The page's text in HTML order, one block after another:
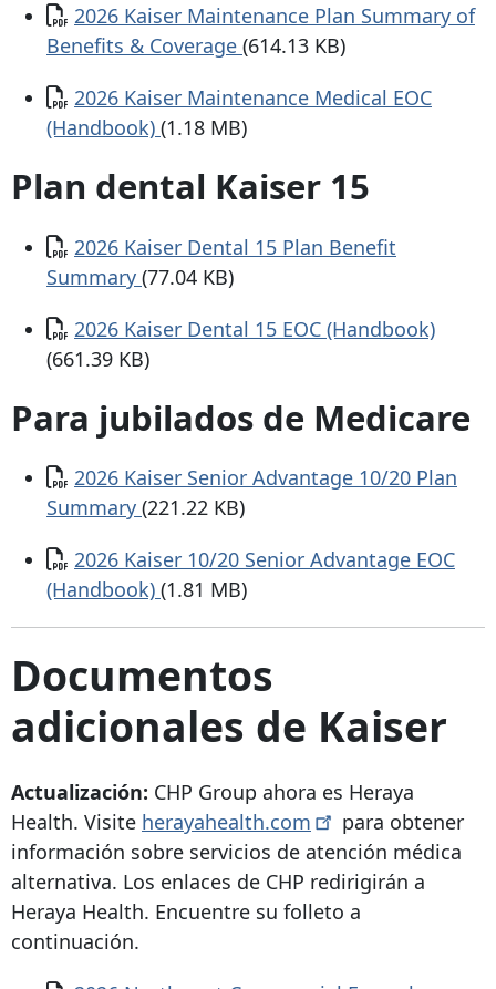
Documento
2026 Kaiser Maintenance Plan Summary of
Benefits & Coverage (614.13 KB)
Documento
2026 Kaiser Maintenance Medical EOC
(Handbook) (1.18 MB)
Plan dental Kaiser 15
Documento
2026 Kaiser Dental 15 Plan Benefit
Summary (77.04 KB)
Documento
2026 Kaiser Dental 15 EOC (Handbook)
(661.39 KB)
Para jubilados de Medicare
Documento
2026 Kaiser Senior Advantage 10/20 Plan
Summary (221.22 KB)
Documento
2026 Kaiser 10/20 Senior Advantage EOC
(Handbook) (1.81 MB)
Documentos
adicionales de Kaiser
Actualización: CHP Group ahora es Heraya
Health. Visite herayahealth.com
para obtener
información sobre servicios de atención médica
alternativa. Los enlaces de CHP redirigirán a
Heraya Health. Encuentre su folleto a
continuación.